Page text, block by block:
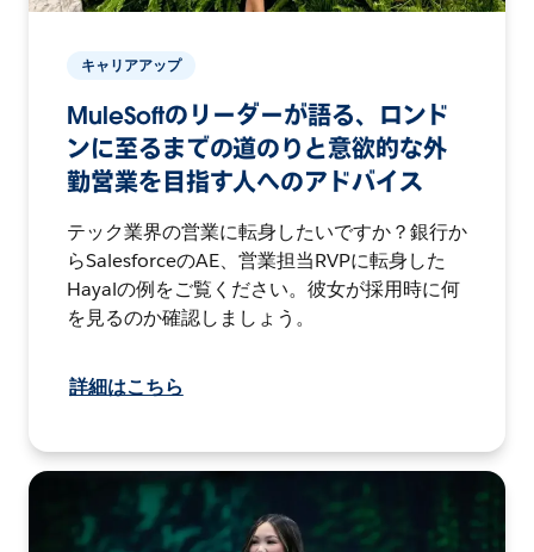
キャリアアップ
MuleSoftのリーダーが語る、ロンド
ンに至るまでの道のりと意欲的な外
勤営業を目指す人へのアドバイス
テック業界の営業に転身したいですか？銀行か
らSalesforceのAE、営業担当RVPに転身した
Hayalの例をご覧ください。彼女が採用時に何
を見るのか確認しましょう。
詳細はこちら